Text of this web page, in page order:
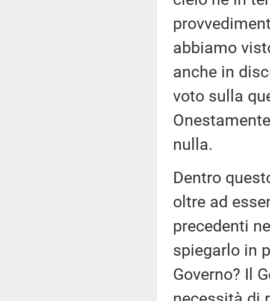
abbiamo
anche in
voto sulla
nulla.
Dentro
oltre ad
precedenti
spiegarlo in
Governo? Il